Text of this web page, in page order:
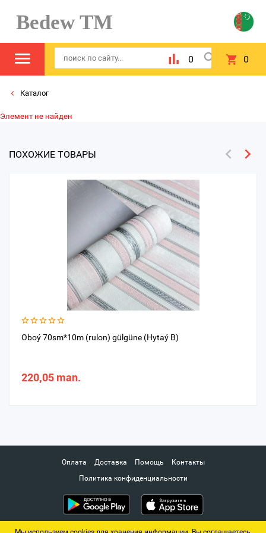
Bedew TM
0 0
Каталог
Элемент не найден
ПОХОЖИЕ ТОВАРЫ
Oboý 70sm*10m (rulon) gülgüne (Hytaý B)
220,05 man.
Оплата Доставка Помощь
Контакты
Политика конфиденциальности